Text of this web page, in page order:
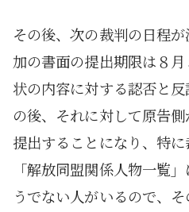
その後、次の裁判の日程
加の書面の提出期限は８
状の内容に対する認否と
の後、それに対して原告
提出することになり、特
「解放同盟関係人物一覧
うでない人がいるので、